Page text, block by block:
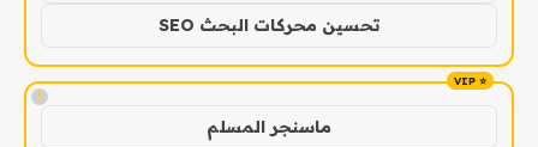
تحسين محركات البحث SEO
!
ماسنجر المسلم